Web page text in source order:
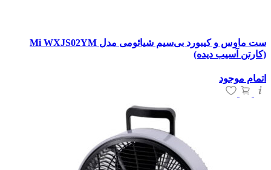
ست ماوس و کیبورد بی‌سیم شیائومی مدل Mi WXJS02YM
(کارتن آسیب دیده)
اتمام موجود